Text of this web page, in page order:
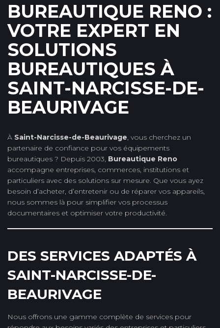
BUREAUTIQUE RENO :
VOTRE EXPERT EN
SOLUTIONS
BUREAUTIQUES À
SAINT-NARCISSE-DE-
BEAURIVAGE
À Saint-Narcisse-de-Beaurivage, vous cherchez un
partenaire de confiance pour vos équipements
bureautiques ? Depuis 2003, Bureautique Reno
accompagne entreprises, commerces, institutions et
particuliers avec des solutions sur mesure. Que vous ayez
besoin d’acheter, d’entretenir ou de réparer vos appareils,
nous sommes là pour simplifier vos processus
documentaires et optimiser votre productivité.
DES SERVICES ADAPTÉS À
SAINT-NARCISSE-DE-
BEAURIVAGE
Nous offrons une gamme complète de services pour